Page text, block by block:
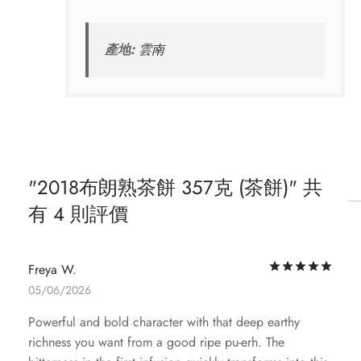
產地: 雲南
2018布朗熟茶餅 357克 (茶餅) 共
有 4 則評價
Freya W.
05/06/2026
Powerful and bold character with that deep earthy
richness you want from a good ripe pu-erh. The